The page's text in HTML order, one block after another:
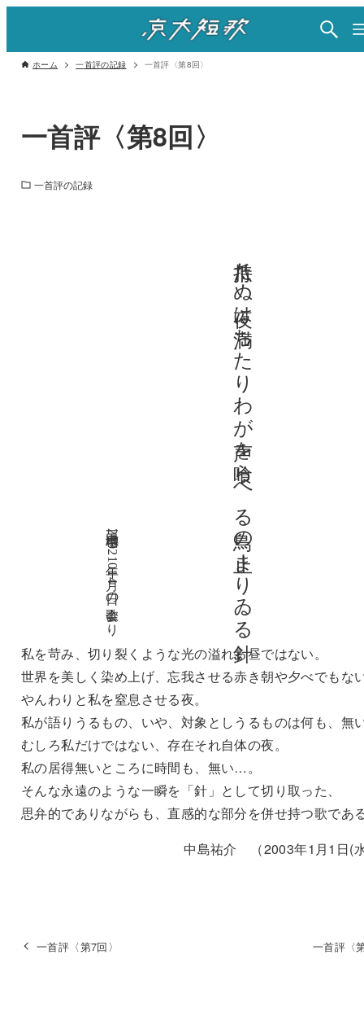
ホーム 一首評の記録 一首評〈第8回〉
一首評〈第8回〉
一首評の記録
増田一穗 2002年10月14日の歌会より 爪持たぬ夜は満ちたりわが声を喰らへる鳥の止まりゐる針
私を苛み、切り裂くような光の溢れる昼ではない。
世界を美しく染め上げ、忘我させる赤き朝や夕べでもな
やんわりと私を窒息させる夜。
私が語りうるもの、いや、対象としうるものは何も、無
むしろ私だけではない、存在それ自体の夜。
私の居得無いところに時間も、無い…。
そんな永遠のような一瞬を「針」として切り取った、
思弁的でありながらも、直感的な部分を併せ持つ歌であ
中島祐介 （2003年1月1日(
一首評〈第7回〉 一首評〈